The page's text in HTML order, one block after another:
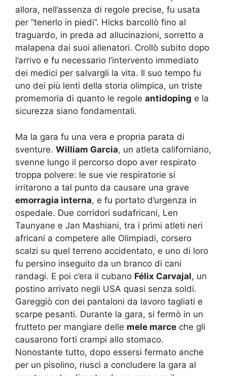
allora, nell’assenza di regole precise, fu usata
per “tenerlo in piedi”. Hicks barcollò fino al
traguardo, in preda ad allucinazioni, sorretto a
malapena dai suoi allenatori. Crollò subito dopo
l’arrivo e fu necessario l’intervento immediato
dei medici per salvargli la vita. Il suo tempo fu
uno dei più lenti della storia olimpica, un triste
promemoria di quanto le regole antidoping e la
sicurezza siano fondamentali.
Ma la gara fu una vera e propria parata di
sventure. William Garcia, un atleta californiano,
svenne lungo il percorso dopo aver respirato
troppa polvere: le sue vie respiratorie si
irritarono a tal punto da causare una grave
emorragia interna, e fu portato d’urgenza in
ospedale. Due corridori sudafricani, Len
Taunyane e Jan Mashiani, tra i primi atleti neri
africani a competere alle Olimpiadi, corsero
scalzi su quel terreno accidentato, e uno di loro
fu persino inseguito da un branco di cani
randagi. E poi c’era il cubano Félix Carvajal, un
postino arrivato negli USA quasi senza soldi.
Gareggiò con dei pantaloni da lavoro tagliati e
scarpe pesanti. Durante la gara, si fermò in un
frutteto per mangiare delle mele marce che gli
causarono forti crampi allo stomaco.
Nonostante tutto, dopo essersi fermato anche
per un pisolino, riuscì a concludere la gara al